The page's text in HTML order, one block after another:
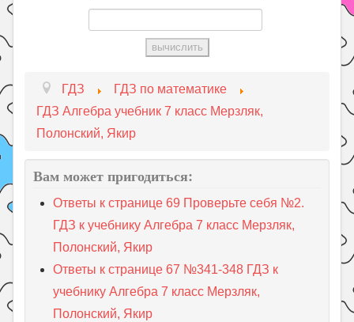
ГДЗ
ГДЗ по математике
ГДЗ Алгебра учебник 7 класс Мерзляк,
Полонский, Якир
Вам может пригодиться:
Ответы к странице 69 Проверьте себя №2.
ГДЗ к учебнику Алгебра 7 класс Мерзляк,
Полонский, Якир
Ответы к странице 67 №341-348 ГДЗ к
учебнику Алгебра 7 класс Мерзляк,
Полонский, Якир